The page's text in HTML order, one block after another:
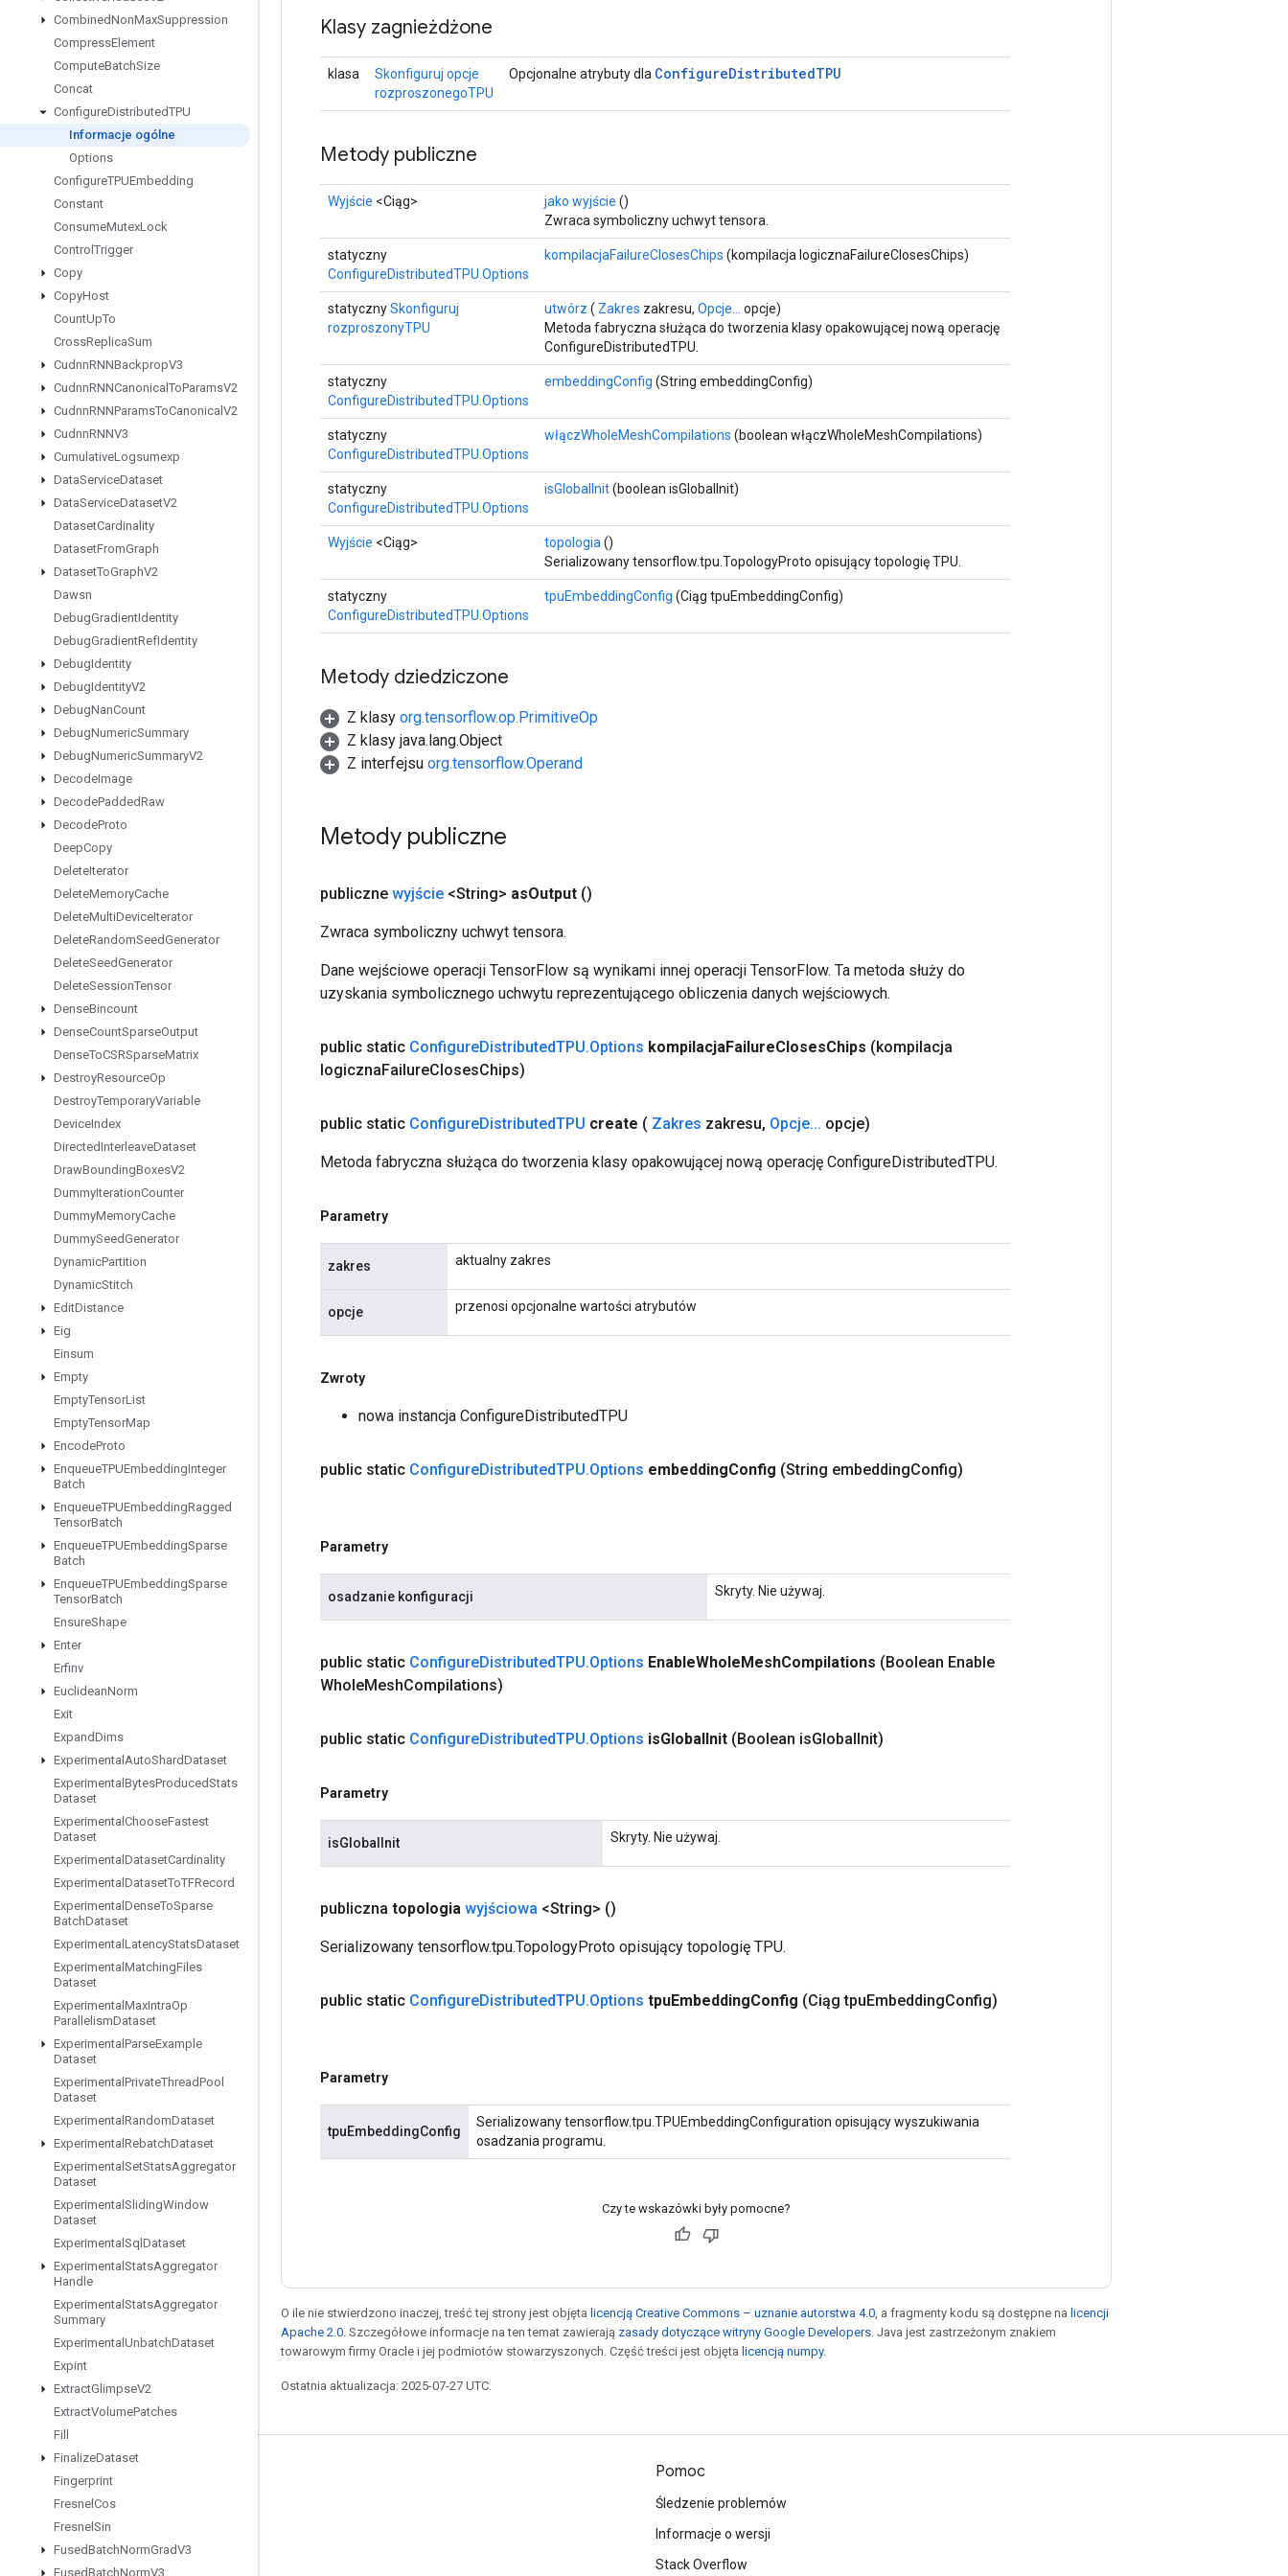
CombinedNonMaxSuppression
CompressElement
ComputeBatchSize
Concat
ConfigureDistributedTPU
Informacje ogólne
Options
ConfigureTPUEmbedding
Constant
ConsumeMutexLock
Control Trigger
Copy
CopyHost
CountUpTo
CrossReplicaSum
CudnnRNNBackpropV3
CudnnRNNCanonical ToParamsV2
CudnnRNNParamsToCanonical V2
CudnnRNNV3
CumulativeLogsumexp
DataServiceDataset
DataServiceDatasetV2
DatasetCardinality
DatasetFromGraph
DatasetToGraphV2
Dawsn
DebugGradientIdentity
DebugGradientRefIdentity
DebugIdentity
DebugIdentityV2
DebugNanCount
DebugNumericSummary
DebugNumericSummaryV2
DecodeImage
DecodePaddedRaw
DecodeProto
DeepCopy
DeleteIterator
DeleteMemoryCache
DeleteMultiDeviceIterator
DeleteRandomSeedGenerator
DeleteSeedGenerator
DeleteSessionTensor
DenseBincount
DenseCountSparseOutput
DenseToCSRSparseMatrix
DestroyResourceOp
DestroyTemporaryVariable
DeviceIndex
DirectedInterleaveDataset
DrawBoundingBoxesV2
DummyIterationCounter
DummyMemoryCache
DummySeedGenerator
DynamicPartition
DynamicStitch
EditDistance
Eig
Einsum
Empty
EmptyTensorList
EmptyTensorMap
EncodeProto
EnqueueTPUEmbeddingInteger
Batch
EnqueueTPUEmbeddingRagged
TensorBatch
EnqueueTPUEmbeddingSparse
Batch
EnqueueTPUEmbeddingSparse
TensorBatch
EnsureShape
Enter
Erfinv
EuclideanNorm
Exit
ExpandDims
Experimental AutoShardDataset
Experimental BytesProducedStats
Dataset
Experimental ChooseFastest
Dataset
Experimental DatasetCardinality
Experimental DatasetToTFRecord
Experimental DenseToSparse
BatchDataset
Experimental LatencyStatsDataset
Experimental MatchingFiles
Dataset
Experimental MaxIntraOp
ParallelismDataset
Experimental ParseExample
Dataset
Experimental PrivateThreadPool
Dataset
Experimental RandomDataset
Experimental RebatchDataset
Experimental SetStatsAggregator
Dataset
Experimental SlidingWindow
Dataset
Experimental Sql Dataset
Experimental StatsAggregator
Handle
Experimental StatsAggregator
Summary
Experimental UnbatchDataset
Expint
ExtractGlimpseV2
ExtractVolumePatches
Fill
FinalizeDataset
Fingerprint
Fresnel Cos
Fresnel Sin
FusedBatchNormGradV3
FusedBatchNormV3
Klasy zagnieżdżone
klasa
Skonfiguruj opcje
rozproszonegoTPU
Opcjonalne atrybuty dla ConfigureDistributedTPU
Metody publiczne
Wyjście <Ciąg> jako wyjście ()
Zwraca symboliczny uchwyt tensora.
statyczny
ConfigureDistributedTPU.Options
kompilacjaFailureClosesChips (kompilacja logicznaFailureClosesChips)
statycznySkonfiguruj
rozproszonyTPU
utwórz ( Zakres zakresu, Opcje...
opcje)
Metoda fabryczna służąca do tworzenia klasy opakowującej nową operację
ConfigureDistributedTPU.
statyczny
ConfigureDistributedTPU.Options
embeddingConfig (String embeddingConfig)
statyczny
ConfigureDistributedTPU.Options
włączWholeMeshCompilations (boolean włączWholeMeshCompilations)
statyczny
ConfigureDistributedTPU.Options
isGlobalInit(boolean isGlobalInit)
Wyjście <Ciąg> topologia ()
Serializowany tensorflow.tpu.TopologyProto opisujący topologię TPU.
statyczny
ConfigureDistributedTPU.Options
tpuEmbeddingConfig (Ciąg tpuEmbeddingConfig)
Metody dziedziczone
Z klasy org.tensorflow.op.PrimitiveOp
Z klasy java.lang.Object
Z interfejsu org.tensorflow.Operand
Metody publiczne
publiczne wyjście <String> asOutput ()
Zwraca symboliczny uchwyt tensora.
Dane wejściowe operacji TensorFlow są wynikami innej operacji TensorFlow. Ta metoda służy do
uzyskania symbolicznego uchwytu reprezentującego obliczenia danych wejściowych.
public static ConfigureDistributedTPU.Options kompilacjaFailureClosesChips (kompilacja
logicznaFailureClosesChips)
public static ConfigureDistributedTPU create ( Zakres zakresu, Opcje... opcje)
Metoda fabryczna służąca do tworzenia klasy opakowującej nową operację ConfigureDistributedTPU.
Parametry
zakres aktualny zakres
opcje przenosi opcjonalne wartości atrybutów
Zwroty
nowa instancja ConfigureDistributedTPU
public static ConfigureDistributedTPU.Options embeddingConfig (String embeddingConfig)
Parametry
osadzanie konfiguracji Skryty. Nie używaj.
public static ConfigureDistributedTPU.Options EnableWholeMeshCompilations (Boolean Enable
WholeMeshCompilations)
public static ConfigureDistributedTPU.Options isGlobalInit (Boolean isGlobalInit)
Parametry
isGlobalInit Skryty. Nie używaj.
publiczna topologia wyjściowa <String> ()
Serializowany tensorflow.tpu.TopologyProto opisujący topologię TPU.
public static ConfigureDistributedTPU.Options tpuEmbeddingConfig (Ciąg tpuEmbeddingConfig)
Parametry
tpuEmbeddingConfig
Serializowany tensorflow.tpu.TPUEmbeddingConfiguration opisujący wyszukiwania
osadzania programu.
Czy te wskazówki były pomocne?
O ile nie stwierdzono inaczej, treść tej strony jest objęta licencją Creative Commons – uznanie autorstwa 4.0 , a fragmenty kodu są dostępne na licencji
Apache 2.0 . Szczegółowe informacje na ten temat zawierają zasady dotyczące witryny Google Developers . Java jest zastrzeżonym znakiem
towarowym firmy Oracle i jej podmiotów stowarzyszonych. Część treści jest objęta licencją numpy.
Ostatnia aktualizacja: 2025-07-27 UTC.
Pozostawaj w kontakcie
Forum
Pomoc
Śledzenie problemów
Informacje o wersji
Stack Overflow